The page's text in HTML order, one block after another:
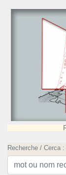
Recherche / Cerca :